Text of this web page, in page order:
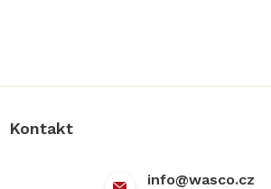
Kontakt
info@wasco.cz